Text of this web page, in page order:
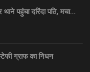
पहुंचा दरिंदा पति, मचा…
ग्राफ का निधन